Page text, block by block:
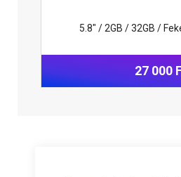
5.8" / 2GB / 32GB /
27 000